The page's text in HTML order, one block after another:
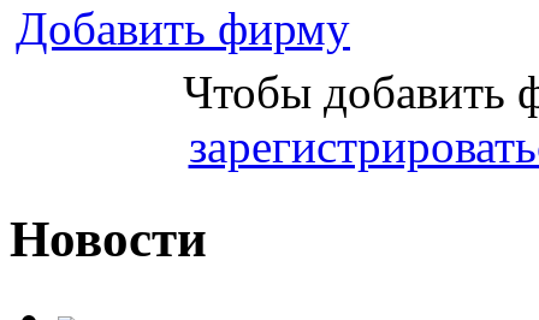
Добавить фирму
Чтобы добавить
Новости